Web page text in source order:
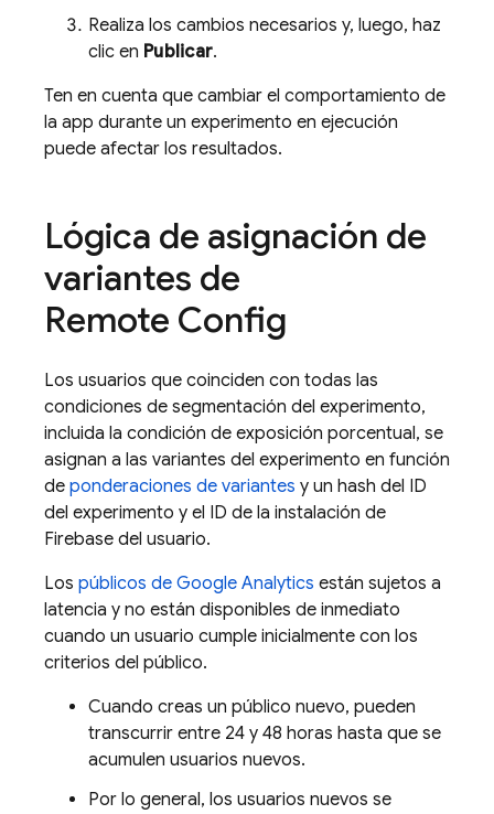
Realiza los cambios necesarios y, luego, haz
clic en Publicar.
Ten en cuenta que cambiar el comportamiento de
la app durante un experimento en ejecución
puede afectar los resultados.
Lógica de asignación de
variantes de
Remote Config
Los usuarios que coinciden con todas las
condiciones de segmentación del experimento,
incluida la condición de exposición porcentual, se
asignan a las variantes del experimento en función
de ponderaciones de variantes y un hash del ID
del experimento y el ID de la instalación de
Firebase del usuario.
Los públicos de Google Analytics están sujetos a
latencia y no están disponibles de inmediato
cuando un usuario cumple inicialmente con los
criterios del público.
Cuando creas un público nuevo, pueden
transcurrir entre 24 y 48 horas hasta que se
acumulen usuarios nuevos.
Por lo general, los usuarios nuevos se